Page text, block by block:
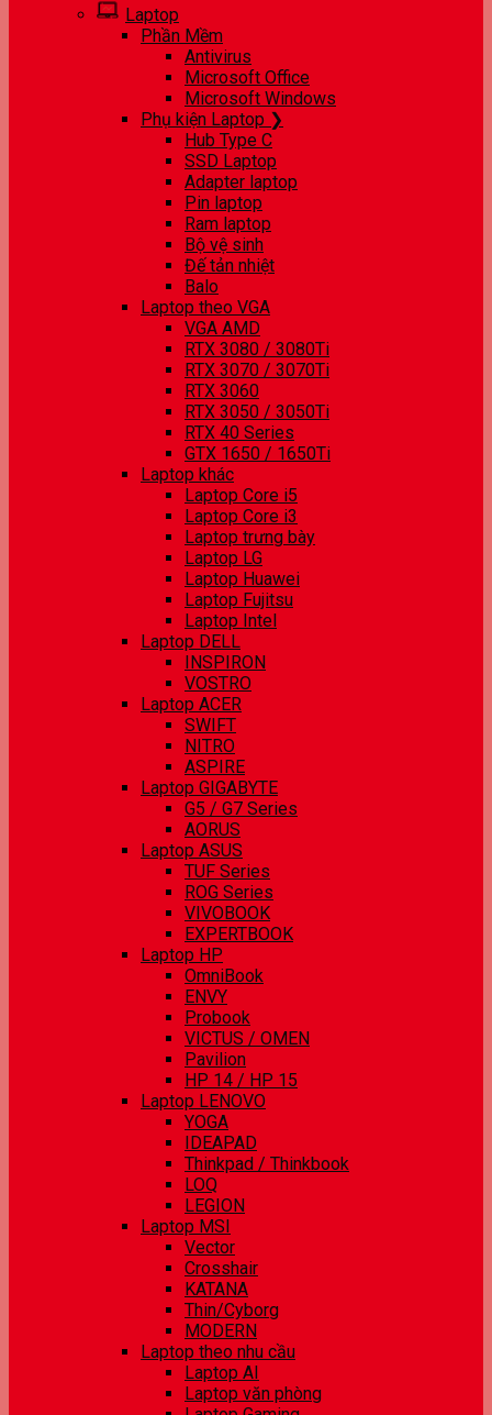
Laptop
Phần Mềm
Antivirus
Microsoft Office
Microsoft Windows
Phụ kiện Laptop ❯
Hub Type C
SSD Laptop
Adapter laptop
Pin laptop
Ram laptop
Bộ vệ sinh
Đế tản nhiệt
Balo
Laptop theo VGA
VGA AMD
RTX 3080 / 3080Ti
RTX 3070 / 3070Ti
RTX 3060
RTX 3050 / 3050Ti
RTX 40 Series
GTX 1650 / 1650Ti
Laptop khác
Laptop Core i5
Laptop Core i3
Laptop trưng bày
Laptop LG
Laptop Huawei
Laptop Fujitsu
Laptop Intel
Laptop DELL
INSPIRON
VOSTRO
Laptop ACER
SWIFT
NITRO
ASPIRE
Laptop GIGABYTE
G5 / G7 Series
AORUS
Laptop ASUS
TUF Series
ROG Series
VIVOBOOK
EXPERTBOOK
Laptop HP
OmniBook
ENVY
Probook
VICTUS / OMEN
Pavilion
HP 14 / HP 15
Laptop LENOVO
YOGA
IDEAPAD
Thinkpad / Thinkbook
LOQ
LEGION
Laptop MSI
Vector
Crosshair
KATANA
Thin/Cyborg
MODERN
Laptop theo nhu cầu
Laptop AI
Laptop văn phòng